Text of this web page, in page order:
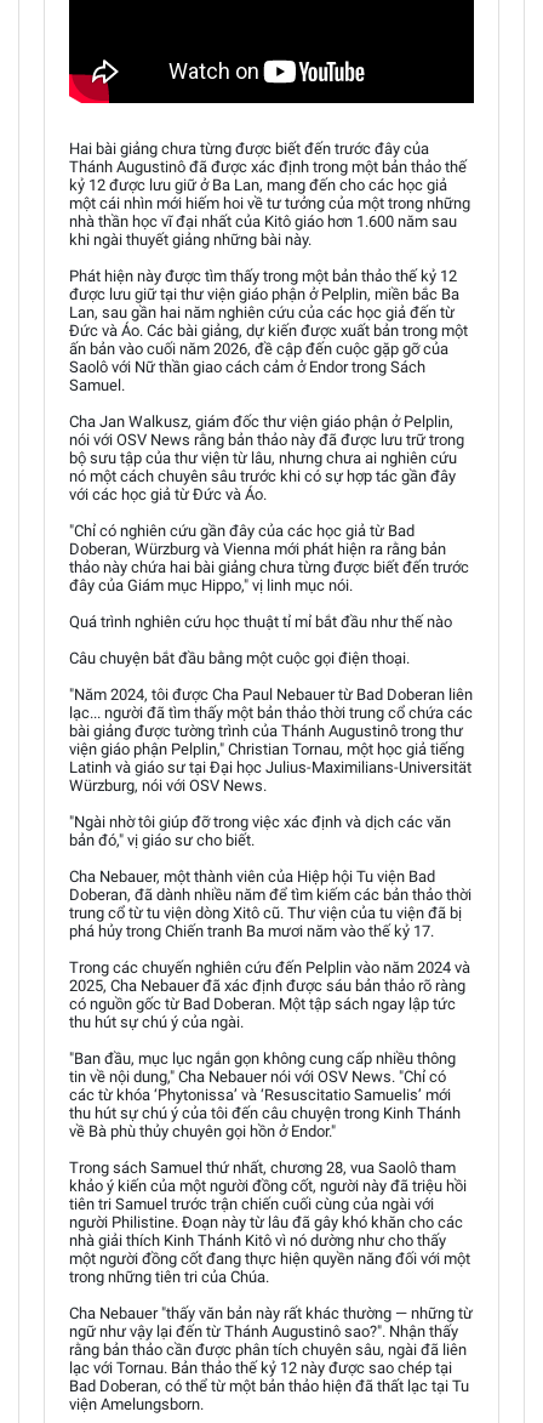
Hai bài giảng chưa từng được biết đến trước đây của
Thánh Augustinô đã được xác định trong một bản thảo thế
kỷ 12 được lưu giữ ở Ba Lan, mang đến cho các học giả
một cái nhìn mới hiếm hoi về tư tưởng của một trong những
nhà thần học vĩ đại nhất của Kitô giáo hơn 1.600 năm sau
khi ngài thuyết giảng những bài này.
Phát hiện này được tìm thấy trong một bản thảo thế kỷ 12
được lưu giữ tại thư viện giáo phận ở Pelplin, miền bắc Ba
Lan, sau gần hai năm nghiên cứu của các học giả đến từ
Đức và Áo. Các bài giảng, dự kiến được xuất bản trong một
ấn bản vào cuối năm 2026, đề cập đến cuộc gặp gỡ của
Saolô với Nữ thần giao cách cảm ở Endor trong Sách
Samuel.
Cha Jan Walkusz, giám đốc thư viện giáo phận ở Pelplin,
nói với OSV News rằng bản thảo này đã được lưu trữ trong
bộ sưu tập của thư viện từ lâu, nhưng chưa ai nghiên cứu
nó một cách chuyên sâu trước khi có sự hợp tác gần đây
với các học giả từ Đức và Áo.
"Chỉ có nghiên cứu gần đây của các học giả từ Bad
Doberan, Würzburg và Vienna mới phát hiện ra rằng bản
thảo này chứa hai bài giảng chưa từng được biết đến trước
đây của Giám mục Hippo," vị linh mục nói.
Quá trình nghiên cứu học thuật tỉ mỉ bắt đầu như thế nào
Câu chuyện bắt đầu bằng một cuộc gọi điện thoại.
"Năm 2024, tôi được Cha Paul Nebauer từ Bad Doberan liên
lạc... người đã tìm thấy một bản thảo thời trung cổ chứa các
bài giảng được tường trình của Thánh Augustinô trong thư
viện giáo phận Pelplin," Christian Tornau, một học giả tiếng
Latinh và giáo sư tại Đại học Julius-Maximilians-Universität
Würzburg, nói với OSV News.
"Ngài nhờ tôi giúp đỡ trong việc xác định và dịch các văn
bản đó," vị giáo sư cho biết.
Cha Nebauer, một thành viên của Hiệp hội Tu viện Bad
Doberan, đã dành nhiều năm để tìm kiếm các bản thảo thời
trung cổ từ tu viện dòng Xitô cũ. Thư viện của tu viện đã bị
phá hủy trong Chiến tranh Ba mươi năm vào thế kỷ 17.
Trong các chuyến nghiên cứu đến Pelplin vào năm 2024 và
2025, Cha Nebauer đã xác định được sáu bản thảo rõ ràng
có nguồn gốc từ Bad Doberan. Một tập sách ngay lập tức
thu hút sự chú ý của ngài.
"Ban đầu, mục lục ngắn gọn không cung cấp nhiều thông
tin về nội dung," Cha Nebauer nói với OSV News. "Chỉ có
các từ khóa ‘Phytonissa’ và ‘Resuscitatio Samuelis’ mới
thu hút sự chú ý của tôi đến câu chuyện trong Kinh Thánh
về Bà phù thủy chuyên gọi hồn ở Endor."
Trong sách Samuel thứ nhất, chương 28, vua Saolô tham
khảo ý kiến của một người đồng cốt, người này đã triệu hồi
tiên tri Samuel trước trận chiến cuối cùng của ngài với
người Philistine. Đoạn này từ lâu đã gây khó khăn cho các
nhà giải thích Kinh Thánh Kitô vì nó dường như cho thấy
một người đồng cốt đang thực hiện quyền năng đối với một
trong những tiên tri của Chúa.
Cha Nebauer "thấy văn bản này rất khác thường — những từ
ngữ như vậy lại đến từ Thánh Augustinô sao?". Nhận thấy
rằng bản thảo cần được phân tích chuyên sâu, ngài đã liên
lạc với Tornau. Bản thảo thế kỷ 12 này được sao chép tại
Bad Doberan, có thể từ một bản thảo hiện đã thất lạc tại Tu
viện Amelungsborn.